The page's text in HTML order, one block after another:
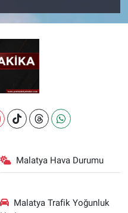
Malatya Hava Durumu
Malatya Trafik Yoğunluk